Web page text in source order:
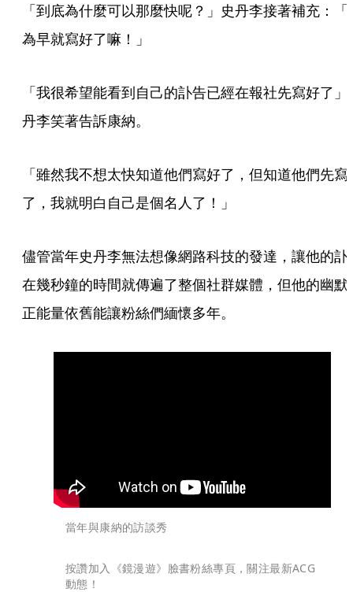
「到底為什麼可以那麼快呢？」史丹李接著補充：「
為早就寫好了嘛！」
「我很希望能看到自己的訃告已經在報社先寫好了」
丹李笑著告訴康納。
「雖然我不想太快知道他們寫好了，但知道他們先寫
了，我就明白自己是個名人了！」
儘管當年史丹李無法想像網路科技的發達，讓他的訃
在幾秒鐘的時間就傳遍了整個社群媒體，但他的幽默
正能量依舊能讓粉絲們緬懷多年。
當年與康納的訪談秀
按讚加入《鏡漫遊》臉書粉絲專頁，關注最新ACG
動態！